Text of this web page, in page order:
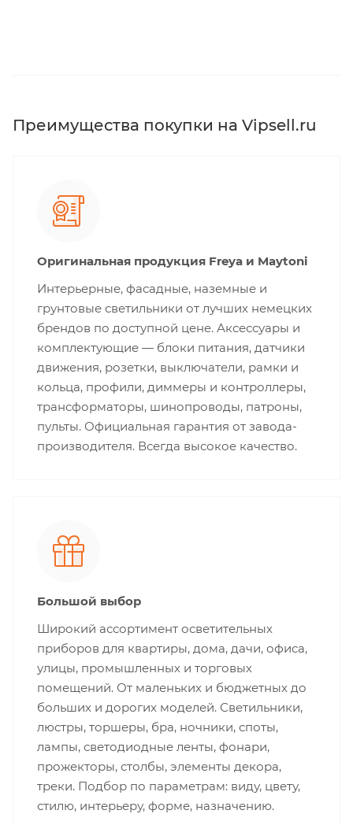
Преимущества покупки на Vipsell.ru
Оригинальная продукция Freya и Maytoni
Интерьерные, фасадные, наземные и
грунтовые светильники от лучших немецких
брендов по доступной цене. Аксессуары и
комплектующие — блоки питания, датчики
движения, розетки, выключатели, рамки и
кольца, профили, диммеры и контроллеры,
трансформаторы, шинопроводы, патроны,
пульты. Официальная гарантия от завода-
производителя. Всегда высокое качество.
Большой выбор
Широкий ассортимент осветительных
приборов для квартиры, дома, дачи, офиса,
улицы, промышленных и торговых
помещений. От маленьких и бюджетных до
больших и дорогих моделей. Светильники,
люстры, торшеры, бра, ночники, споты,
лампы, светодиодные ленты, фонари,
прожекторы, столбы, элементы декора,
треки. Подбор по параметрам: виду, цвету,
стилю, интерьеру, форме, назначению.